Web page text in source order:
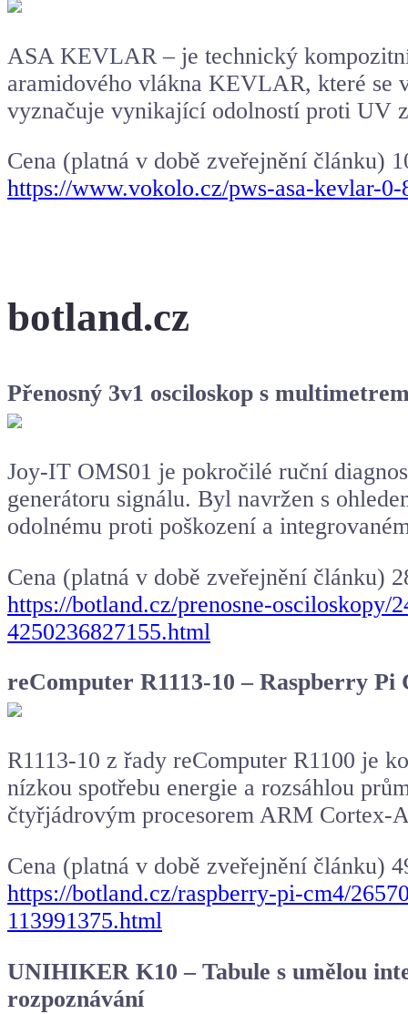
ASA KEVLAR – je technický
aramidového vlákna KEVLAR, které se
vyznačuje vynikající odolností proti UV
Cena (platná v době zveřejnění článku)
https://www.vokolo.cz/pws-asa-kevlar-
botland.cz
Přenosný 3v1 osciloskop s
Joy-IT OMS01 je pokročilé ruční
generátoru signálu. Byl navržen s
odolnému proti poškození a
Cena (platná v době zveřejnění článku)
https://botland.cz/prenosne-
4250236827155.html
reComputer R1113-10 – Raspberry Pi
R1113-10 z řady reComputer R1100 je
nízkou spotřebu energie a rozsáhlou
čtyřjádrovým procesorem ARM Cortex-
Cena (platná v době zveřejnění článku)
https://botland.cz/raspberry-pi-cm4/
113991375.html
UNIHIKER K10 – Tabule s umělou
rozpoznávání